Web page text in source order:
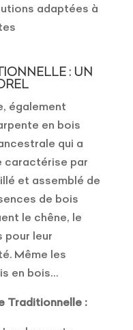
adaptées à
: UN
également
en bois
qui a
caractérise par
et assemblé de
de bois
le chêne, le
pour leur
Même les
en bois…
Traditionnelle :